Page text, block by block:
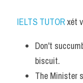
IELTS TUTOR xét
Don't
biscuit.
The Minister